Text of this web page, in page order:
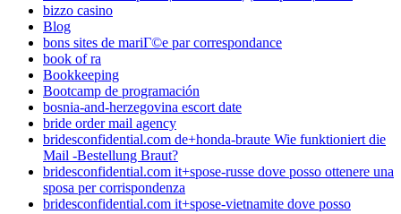
bizzo casino
Blog
bons sites de mariГ©e par correspondance
book of ra
Bookkeeping
Bootcamp de programación
bosnia-and-herzegovina escort date
bride order mail agency
bridesconfidential.com de+honda-braute Wie funktioniert die
Mail -Bestellung Braut?
bridesconfidential.com it+spose-russe dove posso ottenere una
sposa per corrispondenza
bridesconfidential.com it+spose-vietnamite dove posso